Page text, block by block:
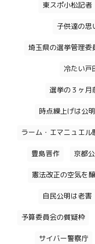
東スポ小松記者
子供達の思
埼玉県の選挙管理委
冷たい戸
選挙の３ヶ月
時点繰上げは公
ラーム・エマニュエル
豊島晋作 京都
憲法改正の空気を
自民公明は老害
予算委員会の質疑枠
サイバー警察庁